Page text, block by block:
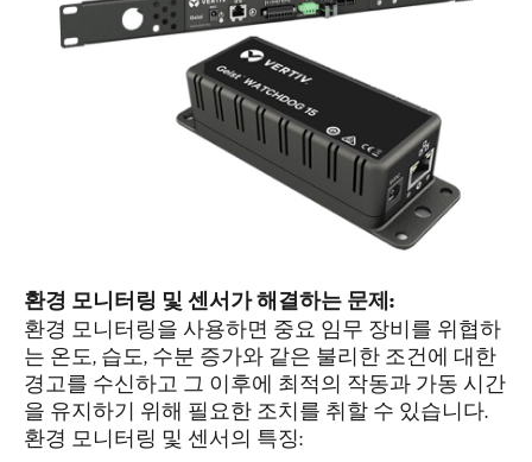
환경 모니터링 및 센서가 해결하는 문제:
환경 모니터링을 사용하면 중요 임무 장비를 위협하
는 온도, 습도, 수분 증가와 같은 불리한 조건에 대한
경고를 수신하고 그 이후에 최적의 작동과 가동 시간
을 유지하기 위해 필요한 조치를 취할 수 있습니다.
환경 모니터링 및 센서의 특징: